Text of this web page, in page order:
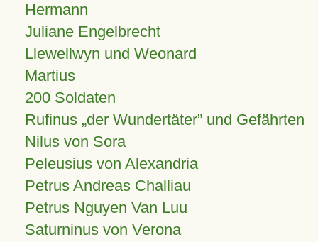
Hermann
Juliane Engelbrecht
Llewellwyn und Weonard
Martius
200 Soldaten
Rufinus „der Wundertäter” und Gefährten
Nilus von Sora
Peleusius von Alexandria
Petrus Andreas Challiau
Petrus Nguyen Van Luu
Saturninus von Verona